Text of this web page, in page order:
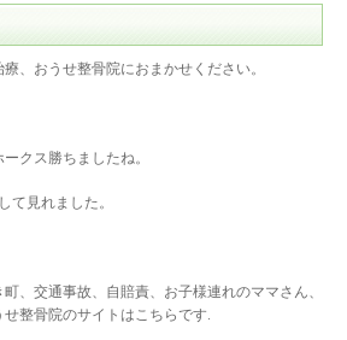
、おうせ整骨院におまかせください。
クス勝ちましたね。
て見れました。
、交通事故、自賠責、お子様連れのママさん、
整骨院のサイトはこちらです.